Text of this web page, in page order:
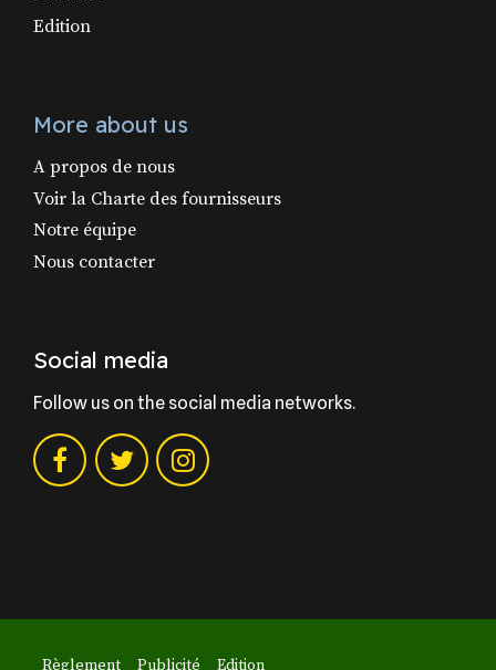
Edition
More about us
A propos de nous
Voir la Charte des fournisseurs
Notre équipe
Nous contacter
Social media
Follow us on the social media networks.
Règlement Publicité Edition